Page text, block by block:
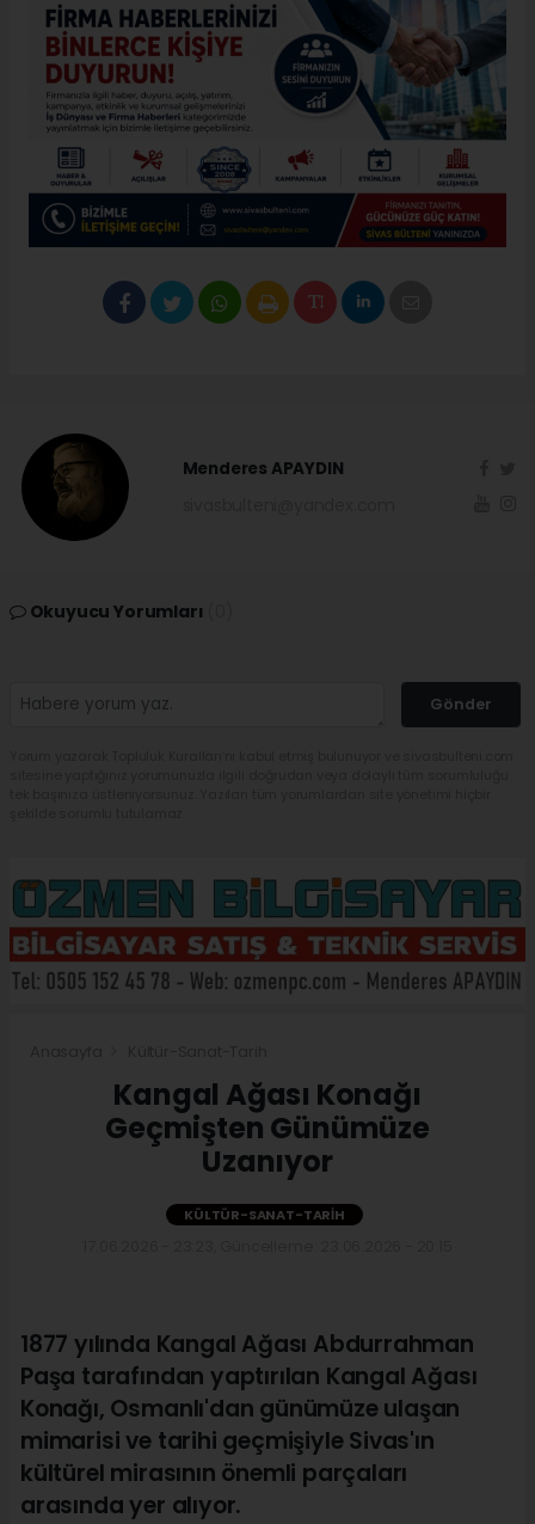
Menderes APAYDIN
Okuyucu Yorumları
Gönder
Kangal Ağası Konağı
Geçmişten Günümüze
Uzanıyor
KÜLTÜR-SANAT-TARIH
1877 yılında Kangal Ağası Abdurrahman
Paşa tarafından yaptırılan Kangal Ağası
Konağı, Osmanlı'dan günümüze ulaşan
mimarisi ve tarihi geçmişiyle Sivas'ın
kültürel mirasının önemli parçaları
arasında yer alıyor.